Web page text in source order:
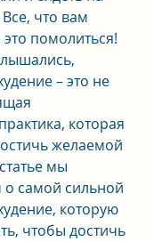
что вам
помолиться!
– это не
которая
желаемой
мы
самой сильной
которую
чтобы достичь